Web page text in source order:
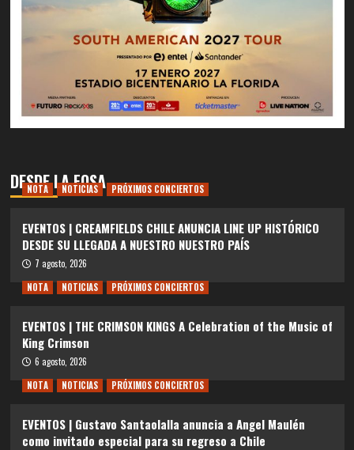
DESDE LA FOSA
NOTA NOTICIAS PRÓXIMOS CONCIERTOS
EVENTOS | CREAMFIELDS CHILE ANUNCIA LINE UP HISTÓRICO
DESDE SU LLEGADA A NUESTRO NUESTRO PAÍS
7 agosto, 2026
NOTA
NOTICIAS PRÓXIMOS CONCIERTOS
EVENTOS | THE CRIMSON KINGS A Celebration of the Music of
King Crimson
6 agosto, 2026
NOTA
NOTICIAS PRÓXIMOS CONCIERTOS
EVENTOS | Gustavo Santaolalla anuncia a Angel Maulén
como invitado especial para su regreso a Chile